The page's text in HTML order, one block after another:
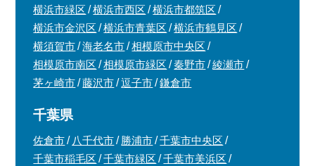
横浜市緑区
横浜市西区
横浜市都筑区
横浜市金沢区
横浜市青葉区
横浜市鶴見区
横須賀市
海老名市
相模原市中央区
相模原市南区
相模原市緑区 秦野市
綾瀬市
茅ヶ崎市
藤沢市 逗子市 鎌倉市
千葉県
佐倉市 八千代市 勝浦市
千葉市中央区
千葉市稲毛区
千葉市緑区
千葉市美浜区